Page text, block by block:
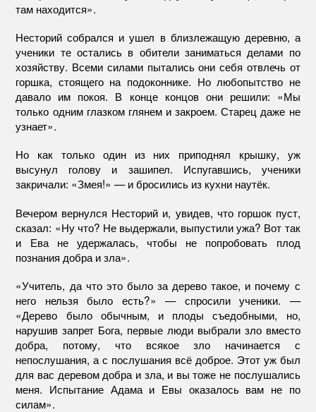
там находится».
Несторий собрался и ушел в близлежащую деревню, а
ученики те остались в обители заниматься делами по
хозяйству. Всеми силами пытались они себя отвлечь от
горшка, стоящего на подоконнике. Но любопытство не
давало им покоя. В конце концов они решили: «Мы
только одним глазком глянем и закроем. Старец даже не
узнает».
Но как только один из них приподнял крышку, уж
высунул голову и зашипел. Испугавшись, ученики
закричали: «Змея!» — и бросились из кухни наутёк.
Вечером вернулся Несторий и, увидев, что горшок пуст,
сказал: «Ну что? Не выдержали, выпустили ужа? Вот так
и Ева не удержалась, чтобы не попробовать плод
познания добра и зла».
«Учитель, да что это было за дерево такое, и почему с
него нельзя было есть?» — спросили ученики. —
«Дерево было обычным, и плоды съедобными, но,
нарушив запрет Бога, первые люди выбрали зло вместо
добра, потому, что всякое зло начинается с
непослушания, а с послушания всё доброе. Этот уж был
для вас деревом добра и зла, и вы тоже не послушались
меня. Испытание Адама и Евы оказалось вам не по
силам».